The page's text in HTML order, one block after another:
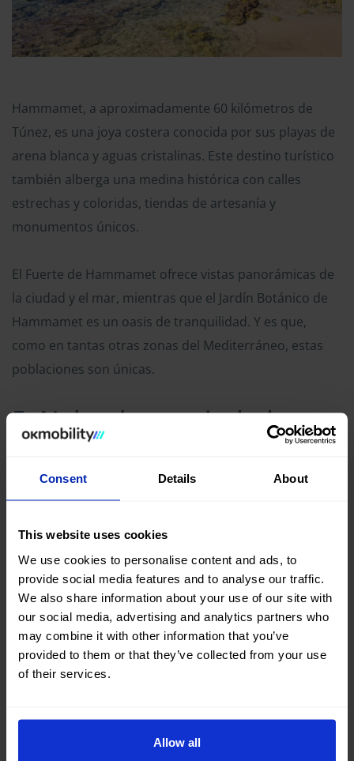
Consent Details About
This website uses cookies
We use cookies to personalise content and ads, to
provide social media features and to analyse our traffic.
We also share information about your use of our site with
our social media, advertising and analytics partners who
may combine it with other information that you’ve
provided to them or that they’ve collected from your use
of their services.
Allow all
Hammamet, a aproximadamente 60 kilómetros de
Túnez, es una joya costera conocida por sus playas de
arena blanca y aguas cristalinas. Este destino turístico
también alberga una medina histórica con calles
estrechas y coloridas, tiendas de artesanía y
monumentos únicos.
El Fuerte de Hammamet ofrece vistas panorámicas de
la ciudad y el mar, mientras que el Jardín Botánico de
Hammamet es un oasis de tranquilidad. Y es que,
como en tantas otras zonas del Mediterráneo, estas
poblaciones son únicas.
5. Nabeul: una ciudad
hecha para la cerámica
Nabeul, a unos 70 kilómetros de Túnez, es famosa por